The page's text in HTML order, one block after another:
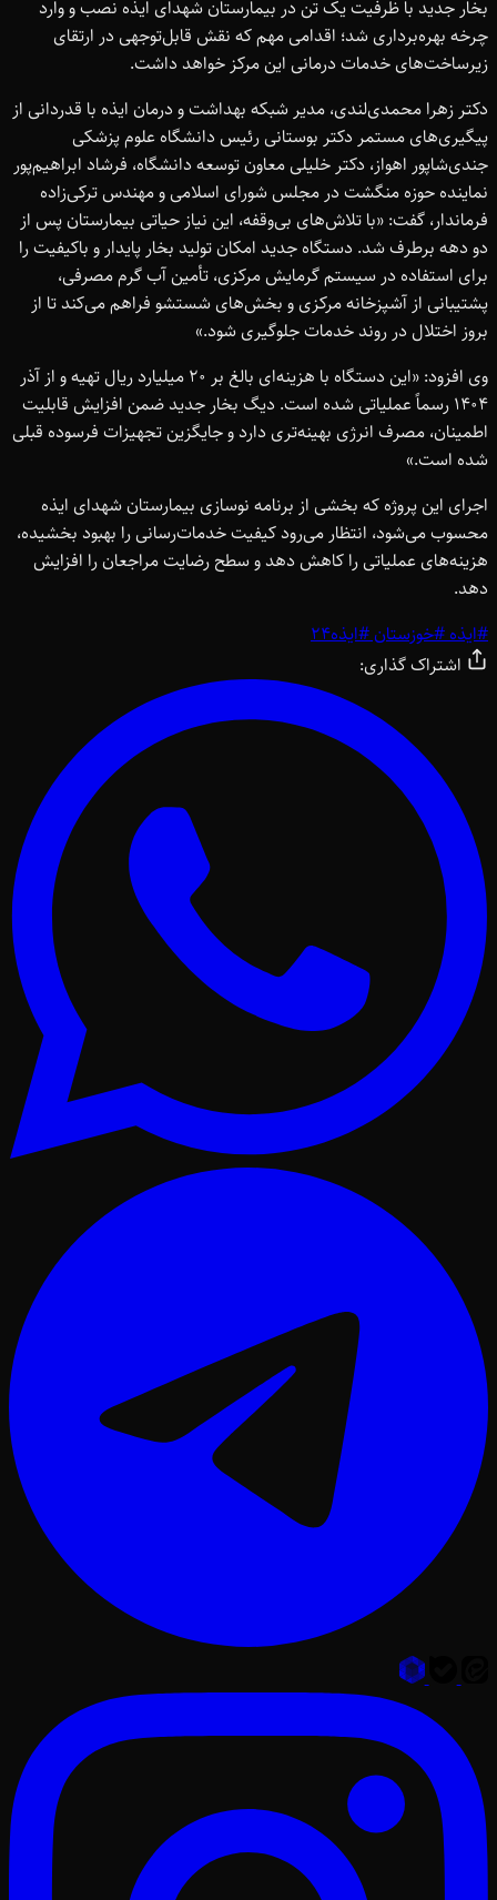
بخار جدید با ظرفیت یک تن در بیمارستان شهدای ایذه نصب و وارد
چرخه بهره‌برداری شد؛ اقدامی مهم که نقش قابل‌توجهی در ارتقای
زیرساخت‌های خدمات درمانی این مرکز خواهد داشت.
دکتر زهرا محمدی‌لندی، مدیر شبکه بهداشت و درمان ایذه با قدردانی از
پیگیری‌های مستمر دکتر بوستانی رئیس دانشگاه علوم پزشکی
جندی‌شاپور اهواز، دکتر خلیلی معاون توسعه دانشگاه، فرشاد ابراهیم‌پور
نماینده حوزه منگشت در مجلس شورای اسلامی و مهندس ترکی‌زاده
فرماندار، گفت: «با تلاش‌های بی‌وقفه، این نیاز حیاتی بیمارستان پس از
دو دهه برطرف شد. دستگاه جدید امکان تولید بخار پایدار و باکیفیت را
برای استفاده در سیستم گرمایش مرکزی، تأمین آب گرم مصرفی،
پشتیبانی از آشپزخانه مرکزی و بخش‌های شستشو فراهم می‌کند تا از
بروز اختلال در روند خدمات جلوگیری شود.»
وی افزود: «این دستگاه با هزینه‌ای بالغ بر 20 میلیارد ریال تهیه و از آذر
1404 رسماً عملیاتی شده است. دیگ بخار جدید ضمن افزایش قابلیت
اطمینان، مصرف انرژی بهینه‌تری دارد و جایگزین تجهیزات فرسوده قبلی
شده است.»
اجرای این پروژه که بخشی از برنامه نوسازی بیمارستان شهدای ایذه
محسوب می‌شود، انتظار می‌رود کیفیت خدمات‌رسانی را بهبود بخشیده،
هزینه‌های عملیاتی را کاهش دهد و سطح رضایت مراجعان را افزایش
دهد.
#ایذه#خوزستان#ایذه24
اشتراک گذاری: